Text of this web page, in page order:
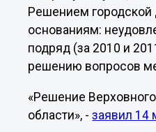
Решением городской
основаниям:
подряд (за 2010 и
решению вопросов
«Решение
области», -заявил 14